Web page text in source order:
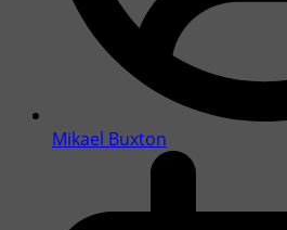
Mikael Buxton